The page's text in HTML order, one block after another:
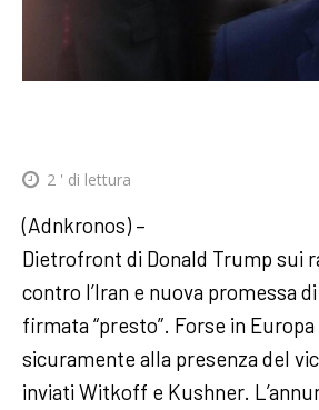
2 ' di lettura
(Adnkronos) –
Dietrofront di Donald Trump sui
contro l’Iran e nuova promessa
firmata “presto”. Forse in
sicuramente alla presenza del
inviati Witkoff e Kushner.